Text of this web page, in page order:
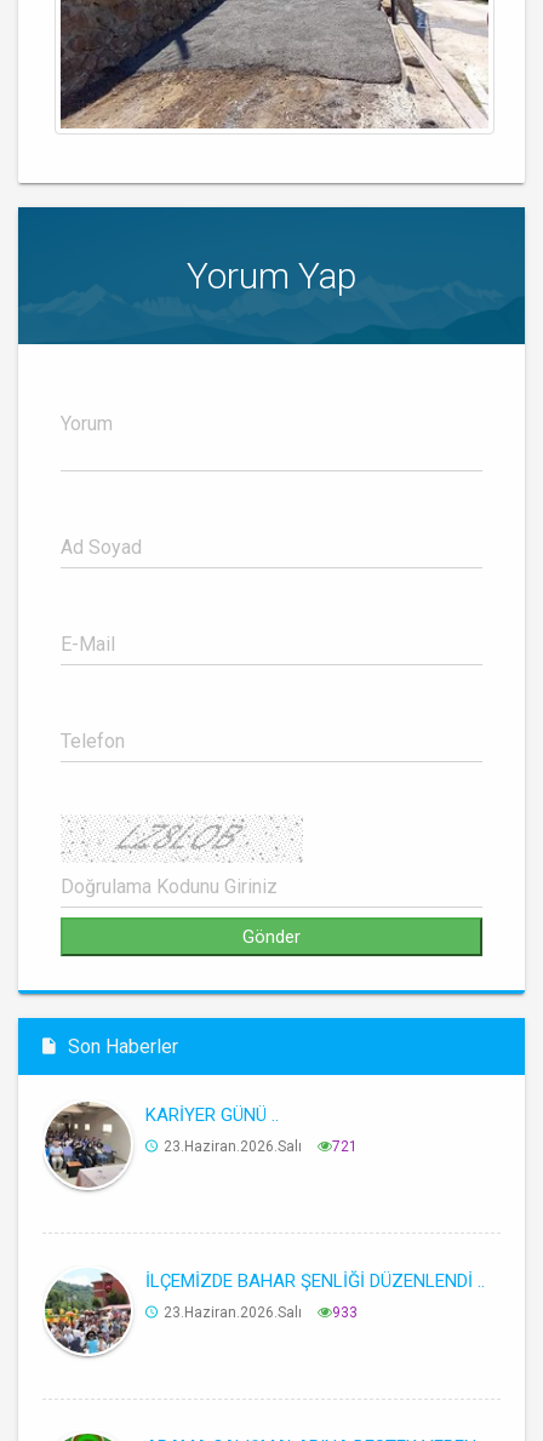
Yorum Yap
Son Haberler
KARİYER GÜNÜ ..
23.Haziran.2026.Salı 721
İLÇEMİZDE BAHAR ŞENLİĞİ DÜZENLENDİ ..
23.Haziran.2026.Salı 933